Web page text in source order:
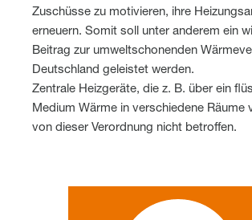
Zuschüsse zu motivieren, ihre
erneuern. Somit soll unter anderem ein
Beitrag zur umweltschonenden
Deutschland geleistet werden.
Zentrale Heizgeräte, die z. B. über ein
Medium Wärme in verschiedene Räume
von dieser Verordnung nicht betroffen.